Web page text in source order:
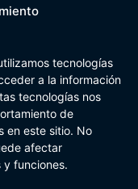
tecnologías
a la información
tecnologías nos
de
en este sitio. No
afectar
funciones.
SENARA
Interna